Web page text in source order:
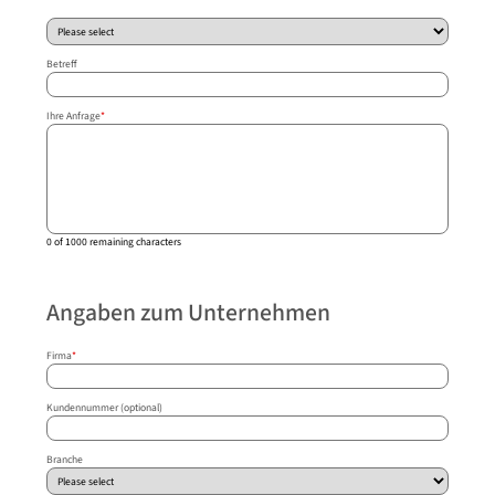
Betreff
Ihre Anfrage*
0 of 1000 remaining characters
Angaben zum Unternehmen
Firma*
Kundennummer (optional)
Branche